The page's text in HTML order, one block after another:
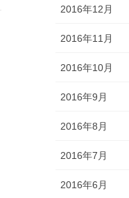
2016年12月
2016年11月
2016年10月
2016年9月
2016年8月
2016年7月
2016年6月